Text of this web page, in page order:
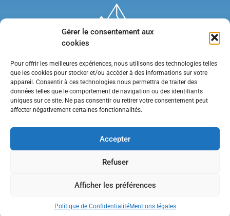
Gérer le consentement aux
cookies
Pour offrir les meilleures expériences, nous utilisons des technologies telles
que les cookies pour stocker et/ou accéder à des informations sur votre
appareil. Consentir à ces technologies nous permettra de traiter des
données telles que le comportement de navigation ou des identifiants
uniques sur ce site. Ne pas consentir ou retirer votre consentement peut
affecter négativement certaines fonctionnalités.
Accepter
Refuser
Afficher les préférences
Politique de ConfidentialitéMentions légales
•Contact